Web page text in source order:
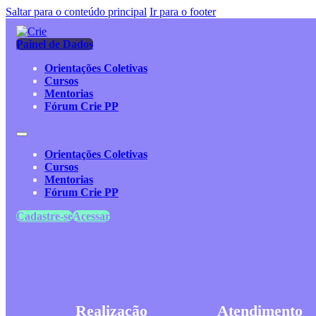
Saltar para o conteúdo principal Ir para o footer
Painel de Dados
Orientações Coletivas
Cursos
Mentorias
Fórum Crie PP
Orientações Coletivas
Cursos
Mentorias
Fórum Crie PP
Cadastre-seAcessar
Realização Atendimento